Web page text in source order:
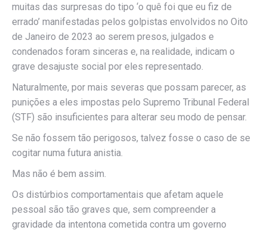
muitas das surpresas do tipo ‘o quê foi que eu fiz de
errado’ manifestadas pelos golpistas envolvidos no Oito
de Janeiro de 2023 ao serem presos, julgados e
condenados foram sinceras e, na realidade, indicam o
grave desajuste social por eles representado.
Naturalmente, por mais severas que possam parecer, as
punições a eles impostas pelo Supremo Tribunal Federal
(STF) são insuficientes para alterar seu modo de pensar.
Se não fossem tão perigosos, talvez fosse o caso de se
cogitar numa futura anistia.
Mas não é bem assim.
Os distúrbios comportamentais que afetam aquele
pessoal são tão graves que, sem compreender a
gravidade da intentona cometida contra um governo